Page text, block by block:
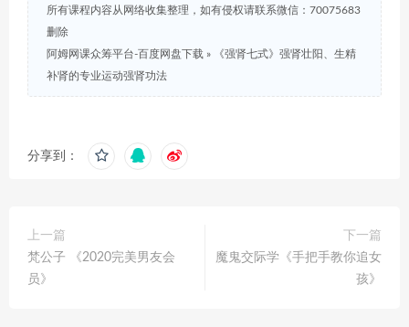
所有课程内容从网络收集整理，如有侵权请联系微信：70075683
删除
阿姆网课众筹平台-百度网盘下载 »
《强肾七式》强肾壮阳、生精
补肾的专业运动强肾功法
分享到：
上一篇
梵公子 《2020完美男友会
员》
下一篇
魔鬼交际学《手把手教你追女
孩》